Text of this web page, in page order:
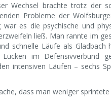
Wechsel brachte trotz der
Probleme der
es die psychische und
ließ. Man rannte im
schnelle Läufe als Gladbach
im Defensivverbund
intensiven Läufen – sechs
dass man weniger sprintete